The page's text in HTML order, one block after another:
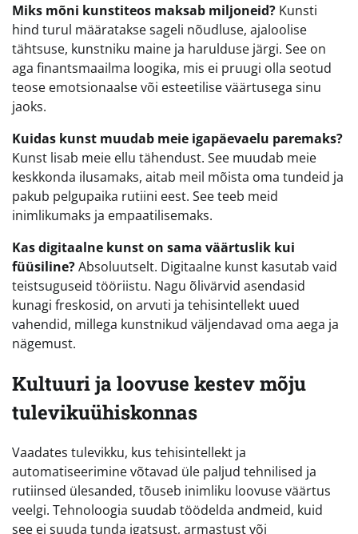
Miks mõni kunstiteos maksab miljoneid? Kunsti
hind turul määratakse sageli nõudluse, ajaloolise
tähtsuse, kunstniku maine ja harulduse järgi. See on
aga finantsmaailma loogika, mis ei pruugi olla seotud
teose emotsionaalse või esteetilise väärtusega sinu
jaoks.
Kuidas kunst muudab meie igapäevaelu paremaks?
Kunst lisab meie ellu tähendust. See muudab meie
keskkonda ilusamaks, aitab meil mõista oma tundeid ja
pakub pelgupaika rutiini eest. See teeb meid
inimlikumaks ja empaatilisemaks.
Kas digitaalne kunst on sama väärtuslik kui
füüsiline?Absoluutselt. Digitaalne kunst kasutab vaid
teistsuguseid tööriistu. Nagu õlivärvid asendasid
kunagi freskosid, on arvuti ja tehisintellekt uued
vahendid, millega kunstnikud väljendavad oma aega ja
nägemust.
Kultuuri ja loovuse kestev mõju
tulevikuühiskonnas
Vaadates tulevikku, kus tehisintellekt ja
automatiseerimine võtavad üle paljud tehnilised ja
rutiinsed ülesanded, tõuseb inimliku loovuse väärtus
veelgi. Tehnoloogia suudab töödelda andmeid, kuid
see ei suuda tunda igatsust, armastust või